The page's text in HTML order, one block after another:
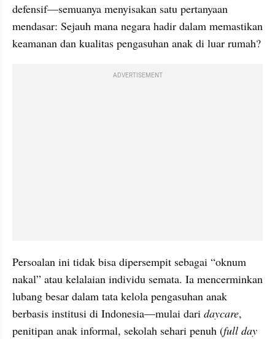
defensif—semuanya menyisakan satu pertanyaan
mendasar: Sejauh mana negara hadir dalam memastikan
keamanan dan kualitas pengasuhan anak di luar rumah?
ADVERTISEMENT
Persoalan ini tidak bisa dipersempit sebagai “oknum
nakal” atau kelalaian individu semata. Ia mencerminkan
lubang besar dalam tata kelola pengasuhan anak
berbasis institusi di Indonesia—mulai dari daycare,
penitipan anak informal, sekolah sehari penuh (full day